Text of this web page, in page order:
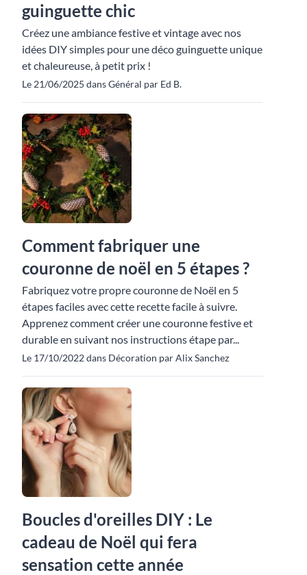
guinguette chic
Créez une ambiance festive et vintage avec nos
idées DIY simples pour une déco guinguette unique
et chaleureuse, à petit prix !
Le 21/06/2025 dans Général par Ed B.
Comment fabriquer une
couronne de noël en 5 étapes ?
Fabriquez votre propre couronne de Noël en 5
étapes faciles avec cette recette facile à suivre.
Apprenez comment créer une couronne festive et
durable en suivant nos instructions étape par...
Le 17/10/2022 dans Décoration par Alix Sanchez
Boucles d'oreilles DIY : Le
cadeau de Noël qui fera
sensation cette année